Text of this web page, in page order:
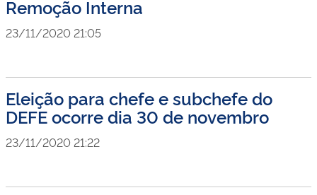
Remoção Interna
23/11/2020 21:05
Eleição para chefe e subchefe do
DEFE ocorre dia 30 de novembro
23/11/2020 21:22